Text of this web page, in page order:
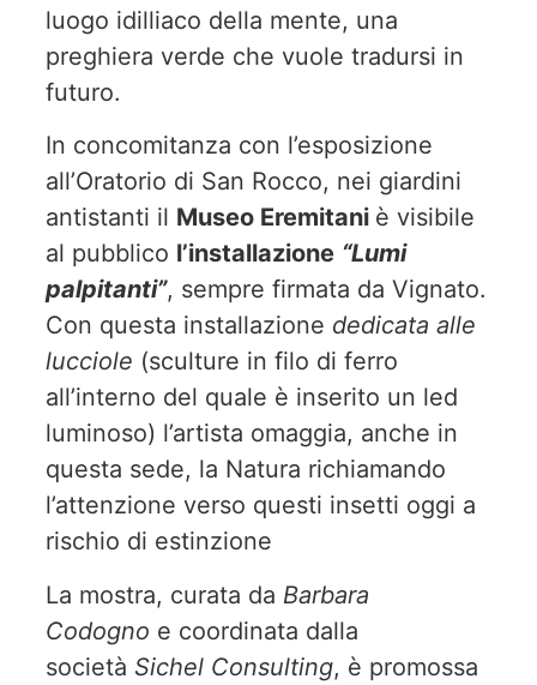
luogo idilliaco della mente, una
preghiera verde che vuole tradursi in
futuro.
In concomitanza con l’esposizione
all’Oratorio di San Rocco, nei giardini
antistanti il Museo Eremitani è visibile
al pubblico l’installazione “Lumi
palpitanti”, sempre firmata da Vignato.
Con questa installazione dedicata alle
lucciole (sculture in filo di ferro
all’interno del quale è inserito un led
luminoso) l’artista omaggia, anche in
questa sede, la Natura richiamando
l’attenzione verso questi insetti oggi a
rischio di estinzione
La mostra, curata da Barbara
Codogno e coordinata dalla
società Sichel Consulting, è promossa